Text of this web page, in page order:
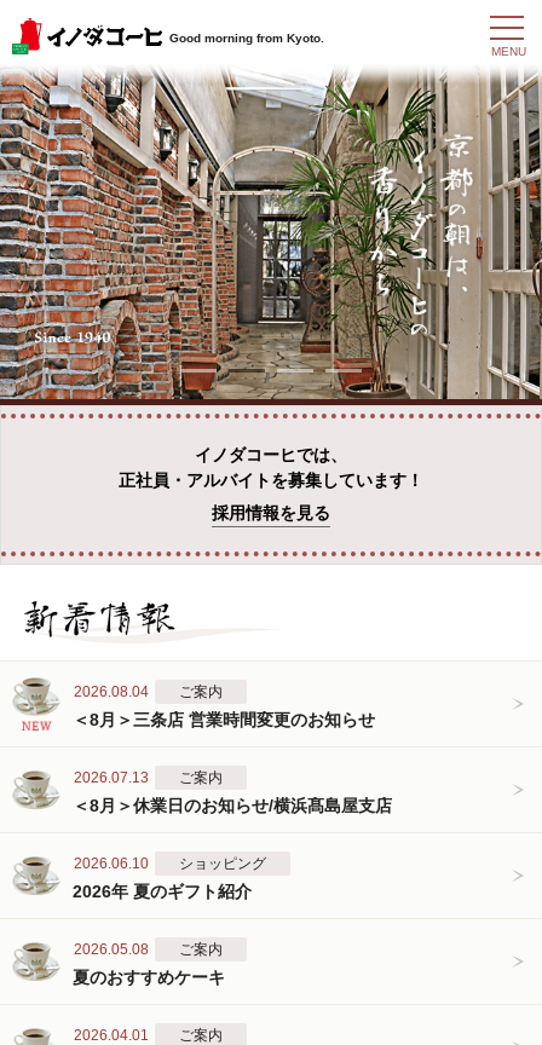
Good morning from Kyoto.
t
o
g
g
l
e
n
a
v
g
a
t
i
o
n
MENU
イノダコーヒでは、
正社員・アルバイトを募集しています！
採用情報を見る
2026.08.04 ご案内
＜8月＞三条店 営業時間変更のお知らせ
2026.07.13 ご案内
＜8月＞休業日のお知らせ/横浜髙島屋支店
2026.06.10 ショッピング
2026年 夏のギフト紹介
2026.05.08 ご案内
夏のおすすめケーキ
2026.04.01 ご案内